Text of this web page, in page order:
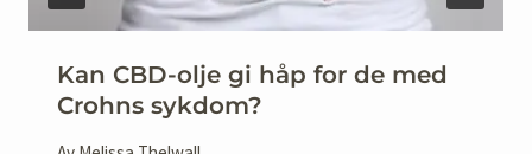
Kan CBD-olje gi håp for de med
Crohns sykdom?